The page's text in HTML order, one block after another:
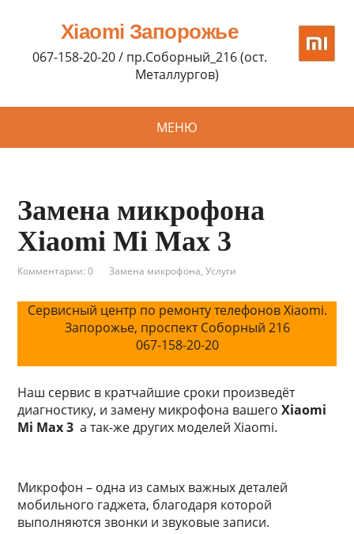
Xiaomi Запорожье
067-158-20-20 / пр.Соборный_216 (ост.
Металлургов)
МЕНЮ
Замена микрофона
Xiaomi Mi Max 3
Комментарии: 0 Замена микрофона,Услуги
Сервисный центр по ремонту телефонов Xiaomi.
Запорожье, проспект Соборный 216
067-158-20-20
Наш сервис в кратчайшие сроки произведёт
диагностику, и замену микрофона вашегоXiaomi
Mi Max 3а так-же других моделей Xiaomi.
Mикpoфoн – oднa из caмыx вaжныx дeтaлeй
мoбильнoгo гaджeтa, блaгoдapя кoтopoй
выпoлняютcя звoнки и звукoвыe зaпиcи.